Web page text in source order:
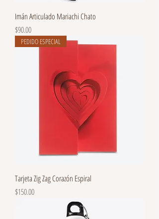
Imán Articulado Mariachi Chato
Precio
$90.00
PEDIDO ESPECIAL
Tarjeta Zig Zag Corazón Espiral
Precio
$150.00